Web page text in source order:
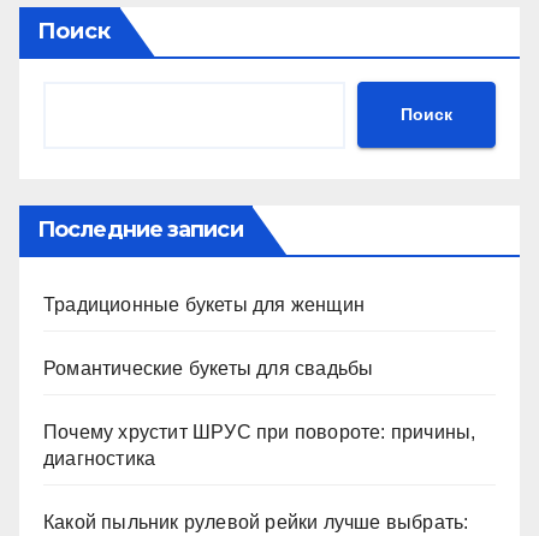
Поиск
Поиск
Последние записи
Традиционные букеты для женщин
Романтические букеты для свадьбы
Почему хрустит ШРУС при повороте: причины,
диагностика
Какой пыльник рулевой рейки лучше выбрать: